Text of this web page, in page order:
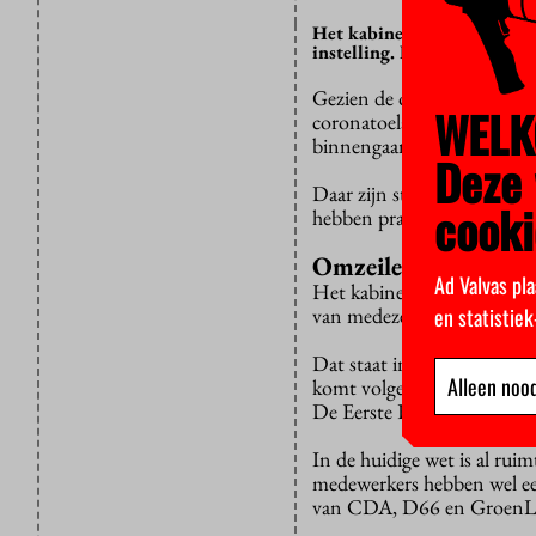
Het kabinet wil voorkomen
instelling. Het wil met
Gezien de oplopende
coronatoelatingsbewijs
binnengaan.
Daar zijn
hebben praktische en
Omzeilen
Het kabinet wil de
van
Dat staat in een brief van
komt volgende week naar
De Eerste Kamer kan dan
In de huidige wet is al
medewerkers hebben wel
van CDA, D66 en
Ad Valvas
en
Alleen